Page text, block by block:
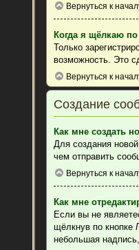
Вернуться к
Когда я щёлкаю
Только
возможность. Это
Вернуться к
Создание
Как мне создать
Для создания
чем отправить
Вернуться к
Как мне
Если вы не
щёлкнув по кнопке
небольшая